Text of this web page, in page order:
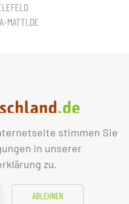
stimmen Sie
in unserer
zu.
ABLEHNEN
MATTI.DE
IMPRESSUM DATENSCHUTZ